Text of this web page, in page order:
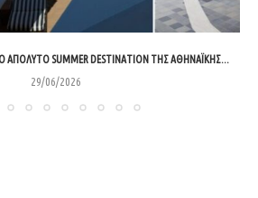
SUMMER DESTINATION ΤΗΣ ΑΘΗΝΑΪΚΉΣ...
29/06/2026